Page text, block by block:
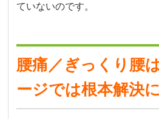
ていないのです。
腰痛／ぎっくり腰
ージでは根本解決